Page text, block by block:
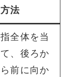
方法
指全体を当
て、後ろか
ら前に向か